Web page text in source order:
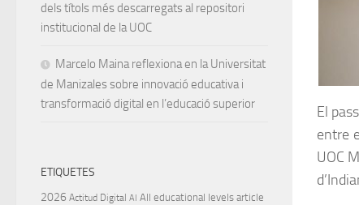
El
entre
UOC
dels títols més descarregats al repositori
institucional de la UOC
Marcelo Maina reflexiona en la Universitat
de Manizales sobre innovació educativa i
transformació digital en l’educació superior
ETIQUETES
2026 Actitud Digital AI All educational levels article